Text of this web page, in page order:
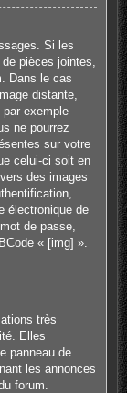
Si les
pièces jointes,
Dans le cas
distante,
par exemple
ne pourrez
sur votre
celui-ci soit en
des images
électronique de
de passe,
« [img] ».
très
Elles
panneau de
les annonces
forum.